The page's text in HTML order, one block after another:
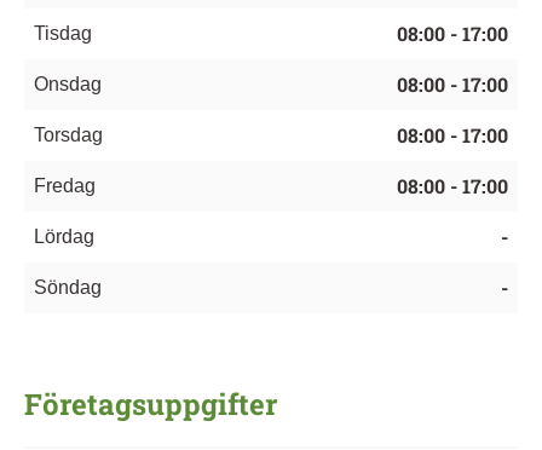
Tisdag 08:00 - 17:00
Onsdag 08:00 - 17:00
Torsdag 08:00 - 17:00
Fredag 08:00 - 17:00
Lördag -
Söndag -
Företagsuppgifter